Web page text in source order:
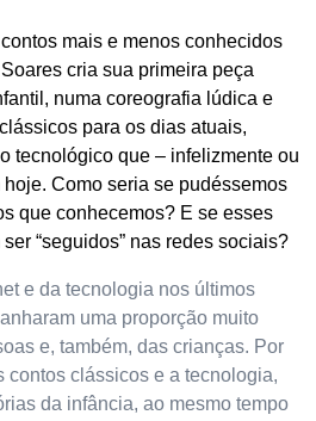
mais e menos conhecidos
cria sua primeira peça
numa coreografia lúdica e
para os dias atuais,
tecnológico que – infelizmente ou
Como seria se pudéssemos
que conhecemos? E se esses
“seguidos” nas redes sociais?
e da tecnologia nos últimos
uma proporção muito
e, também, das crianças. Por
contos clássicos e a tecnologia,
da infância, ao mesmo tempo